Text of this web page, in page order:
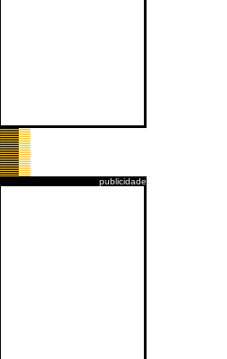
publicidade